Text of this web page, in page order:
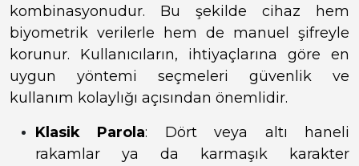
kombinasyonudur. Bu şekilde cihaz hem
biyometrik verilerle hem de manuel şifreyle
korunur. Kullanıcıların, ihtiyaçlarına göre en
uygun yöntemi seçmeleri güvenlik ve
kullanım kolaylığı açısından önemlidir.
Klasik Parola: Dört veya altı haneli
rakamlar ya da karmaşık karakter